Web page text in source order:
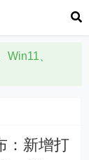
、
：新增打